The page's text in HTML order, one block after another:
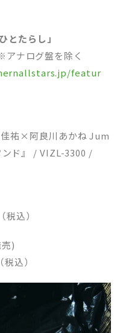
とたらし」
ナログ盤を除く
featur
祐×阿良川あかね Jum
ド』 / VIZL-3300 /
込）
)
込）